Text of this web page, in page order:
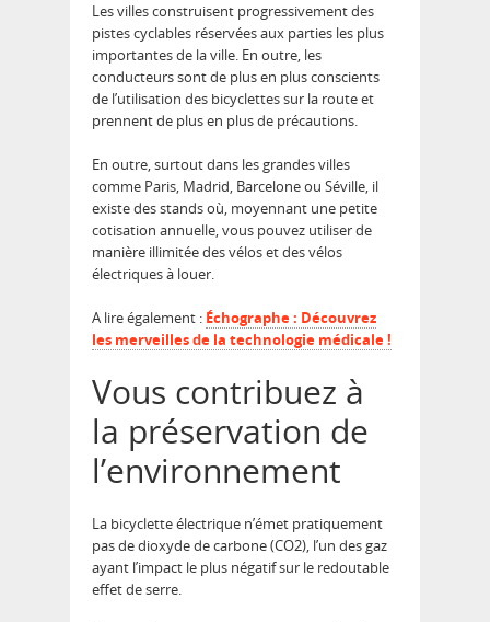
Les villes construisent progressivement des
pistes cyclables réservées aux parties les plus
importantes de la ville. En outre, les
conducteurs sont de plus en plus conscients
de l’utilisation des bicyclettes sur la route et
prennent de plus en plus de précautions.
En outre, surtout dans les grandes villes
comme Paris, Madrid, Barcelone ou Séville, il
existe des stands où, moyennant une petite
cotisation annuelle, vous pouvez utiliser de
manière illimitée des vélos et des vélos
électriques à louer.
A lire également : Échographe : Découvrez
les merveilles de la technologie médicale !
Vous contribuez à
la préservation de
l’environnement
La bicyclette électrique n’émet pratiquement
pas de dioxyde de carbone (CO2), l’un des gaz
ayant l’impact le plus négatif sur le redoutable
effet de serre.